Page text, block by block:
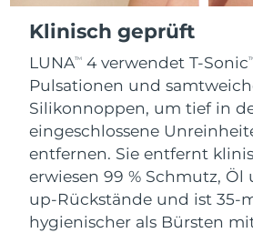
Klinisch geprüft
LUNATM 4 verwendet T-Sonic
Pulsationen und
Silikonnoppen, um tief in
eingeschlossene
entfernen. Sie entfernt
erwiesen 99 % Schmutz, Öl
up-Rückstände und ist 35-
hygienischer als Bürsten
For healthy hair
Kosmetik
Kaufe alles
FOREO APP
Isle of Man
Israel
Italien
Japan
Jersey